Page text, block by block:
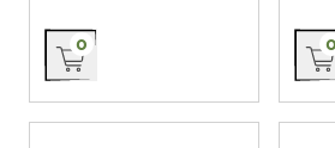
Přidat do košíku
0 0